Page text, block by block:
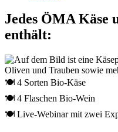
Jedes ÖMA Käse
enthält:
🍽 4 Sorten Bio-Käse
🍽 4 Flaschen Bio-Wein
🍽 Live-Webinar mit zwei